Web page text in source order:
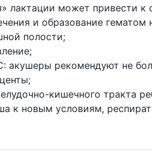
лактации может привести
и образование гематом
полости;
акушеры рекомендуют не
кишечного тракта
к новым условиям,